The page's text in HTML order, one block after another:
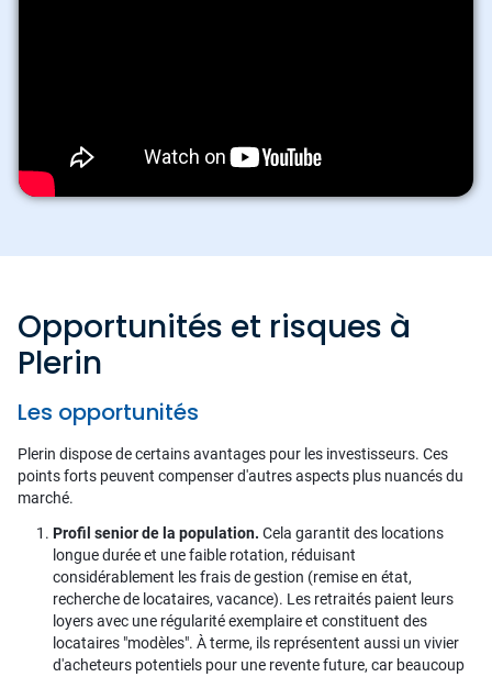
Opportunités et risques à
Plerin
Les opportunités
Plerin dispose de certains avantages pour les investisseurs. Ces
points forts peuvent compenser d'autres aspects plus nuancés du
marché.
Profil senior de la population. Cela garantit des locations
longue durée et une faible rotation, réduisant
considérablement les frais de gestion (remise en état,
recherche de locataires, vacance). Les retraités paient leurs
loyers avec une régularité exemplaire et constituent des
locataires "modèles". À terme, ils représentent aussi un vivier
d'acheteurs potentiels pour une revente future, car beaucoup